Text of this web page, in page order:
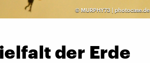
© MURPHY73 | photocase.de
der Erde